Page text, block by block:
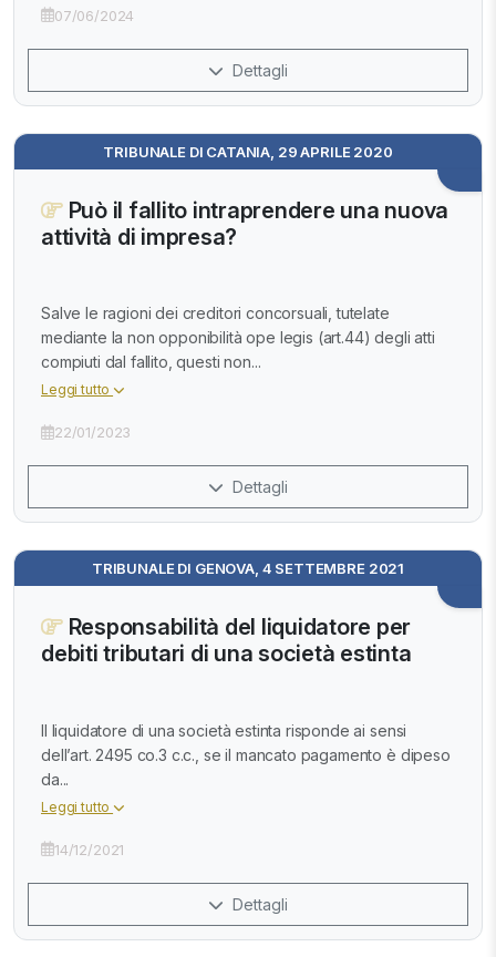
07/06/2024
Dettagli
TRIBUNALE DI CATANIA, 29 APRILE 2020
Può il fallito intraprendere una nuova
attività di impresa?
Salve le ragioni dei creditori concorsuali, tutelate
mediante la non opponibilità ope legis (art.44) degli atti
compiuti dal fallito, questi non...
Leggi tutto
22/01/2023
Dettagli
TRIBUNALE DI GENOVA, 4 SETTEMBRE 2021
Responsabilità del liquidatore per
debiti tributari di una società estinta
Il liquidatore di una società estinta risponde ai sensi
dell’art. 2495 co.3 c.c., se il mancato pagamento è dipeso
da...
Leggi tutto
14/12/2021
Dettagli